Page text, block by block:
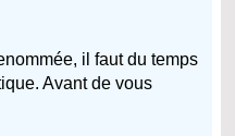
il faut du temps
Avant de vous